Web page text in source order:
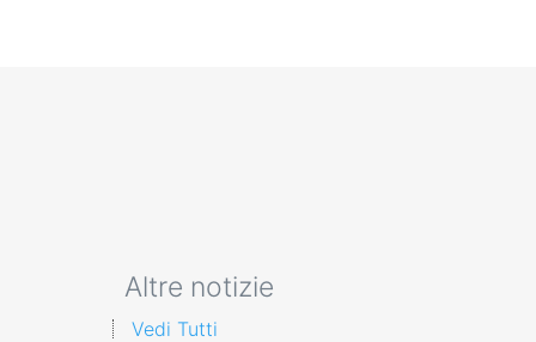
Altre notizie
Vedi Tutti